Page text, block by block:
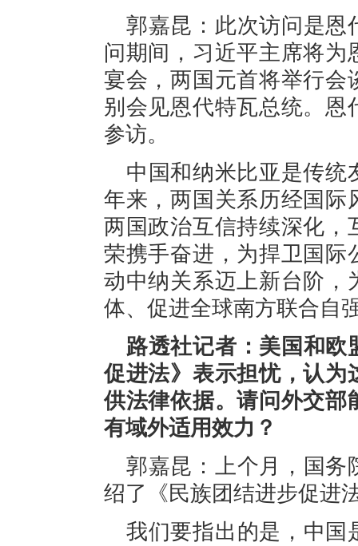
郭嘉昆：此次访问是恩
问期间，习近平主席将
宴会，两国元首将举行会
别会见恩代特瓦总统。恩
参访。
中国和纳米比亚是传统
年来，两国关系历经国际
两国政治互信持续深化，
荣携手奋进，为捍卫国际
动中纳关系迈上新台阶，
体、促进全球南方联合自
路透社记者：美国和欧
促进法》表示担忧，认为
供法律依据。请问外交部
有域外适用效力？
郭嘉昆：上个月，国务
绍了《民族团结进步促进
我们要指出的是，中国